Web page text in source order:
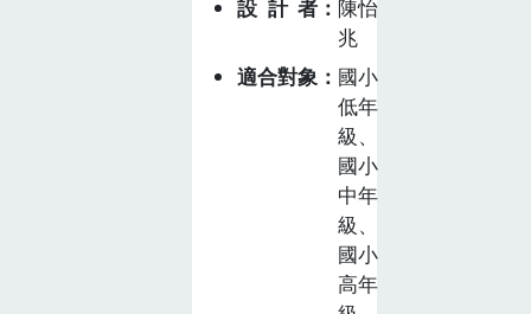
設計者
陳怡
兆
適合對象
國小
低年
級、
國小
中年
級、
國小
高年